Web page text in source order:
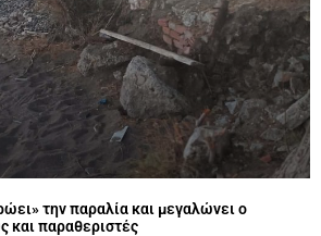
την παραλία και μεγαλώνει ο
και παραθεριστές